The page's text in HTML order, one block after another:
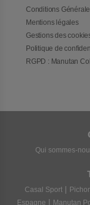
Conditions
Mentions légales
Gestions des
Politique de
RGPD : Manutan
Qui sommes-
Casal Sport |
Espagne | Manutan